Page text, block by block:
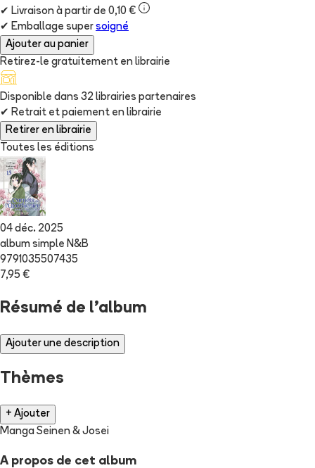
✔ Livraison à partir de 0,10 €
✔ Emballage super soigné
Ajouter au panier
Retirez-le gratuitement en librairie
Disponible dans 32 librairies partenaires
✔ Retrait et paiement en librairie
Retirer en librairie
Toutes les éditions
04 déc. 2025
album simple N&B
9791035507435
7,95 €
Résumé de l'album
Ajouter une description
Thèmes
+ Ajouter
Manga Seinen & Josei
A propos de cet album